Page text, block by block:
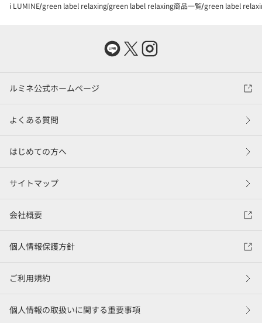
i LUMINE green label relaxing green label relaxing商品一覧 green label
ルミネ公式ホームページ
よくある質問
はじめての方へ
サイトマップ
会社概要
個人情報保護方針
ご利用規約
個人情報の取扱いに関する重要事項